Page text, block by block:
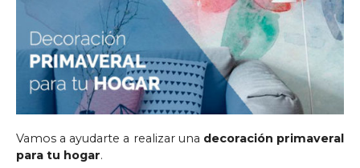
Vamos a ayudarte a realizar una decoración primaveral
para tu hogar.